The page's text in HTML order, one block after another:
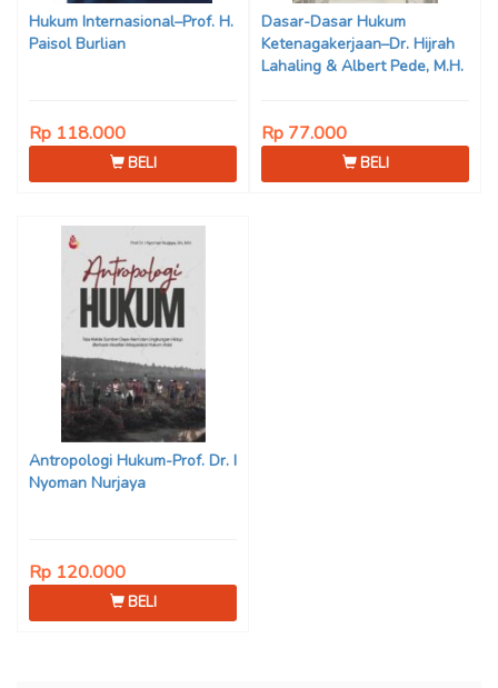
Hukum Internasional–Prof. H.
Paisol Burlian
Rp 118.000
BELI
Dasar-Dasar Hukum
Ketenagakerjaan–Dr. Hijrah
Lahaling & Albert Pede, M.H.
Rp 77.000
BELI
Antropologi Hukum-Prof. Dr. I
Nyoman Nurjaya
Rp 120.000
BELI